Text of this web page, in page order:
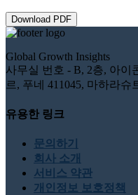
Download PDF
Global Growth Insights
사무실 번호 - B, 2층, 아이
르, 푸네 411045, 마하라슈
유용한 링크
문의하기
회사 소개
서비스 약관
개인정보 보호정책